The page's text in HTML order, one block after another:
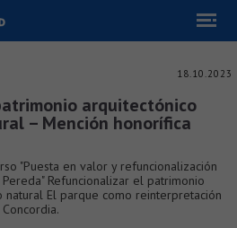
18.10.2023
arquitectónico
– Mención honorífica
"Puesta en valor y refuncionalización
Refuncionalizar el patrimonio
natural El parque como reinterpretación